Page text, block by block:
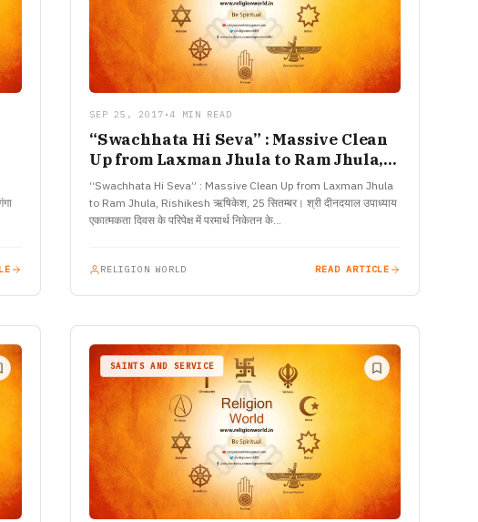
SEP 25, 2017 •4 MIN READ
“Swachhata Hi Seva” : Massive Clean
Up from Laxman Jhula to Ram Jhula,
Rishikesh
“Swachhata Hi Seva” : Massive Clean Up from Laxman Jhula
to Ram Jhula, Rishikesh ऋषिकेश, 25 सितम्बर। श्री दीनदयाल उपाध्याय
एकात्मकता दिवस के परिपेक्ष में परमार्थ निकेतन के…
RELIGION WORLD READ ARTICLE
SAINTS AND SERVICE